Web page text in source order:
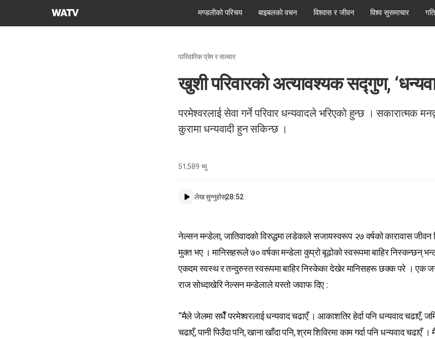
परमेश्वरको
मण्डलीको परिचय बाइबलको वचन विश्वास र जीवन विश्व सुसमाचार
पारिवारिक प्रेम र सञ्चार
​खुशी परिवारको अत्यावश्यक सद्गुण,
परमेश्वरलाई सेवा गर्ने परिवार धन्यवादले भरिएको हुन्छ । सकारा​त्मक
कुरामा धन्यवादी हुन सकिन्छ ।
51,589 भ्यु
लेख सुन्नुहोस्28:52
नेल्सन मन्डेला, जातिवादको विरुद्धमा लडेकाले सजायस्वरूप २७ वर्षको कारावास जीवन
मुक्त भए । मानिसहरूले ७० वर्षका मन्डेला कुप्रो बूढोको स्वरूपमा बाहिर निस्कन्छन्
एकदम स्वस्थ र तन्दुरुस्त स्वरूपमा बाहिर निस्केका देखेर मानिसहरू छक्क परे । एक
राज सोध्दाखेरि नेल्सन मन्डेलाले यस्तो जवाफ दिए :
“मैले जेलमा सधैँ परमेश्वरलाई धन्यवाद चढाएँ । आकाशतिर हेर्दा पनि धन्यवाद चढाएँ,
चढाएँ, पानी पिउँदा पनि, खाना खाँदा पनि, श्रम शिविरमा काम गर्दा पनि धन्यवाद चढाएँ